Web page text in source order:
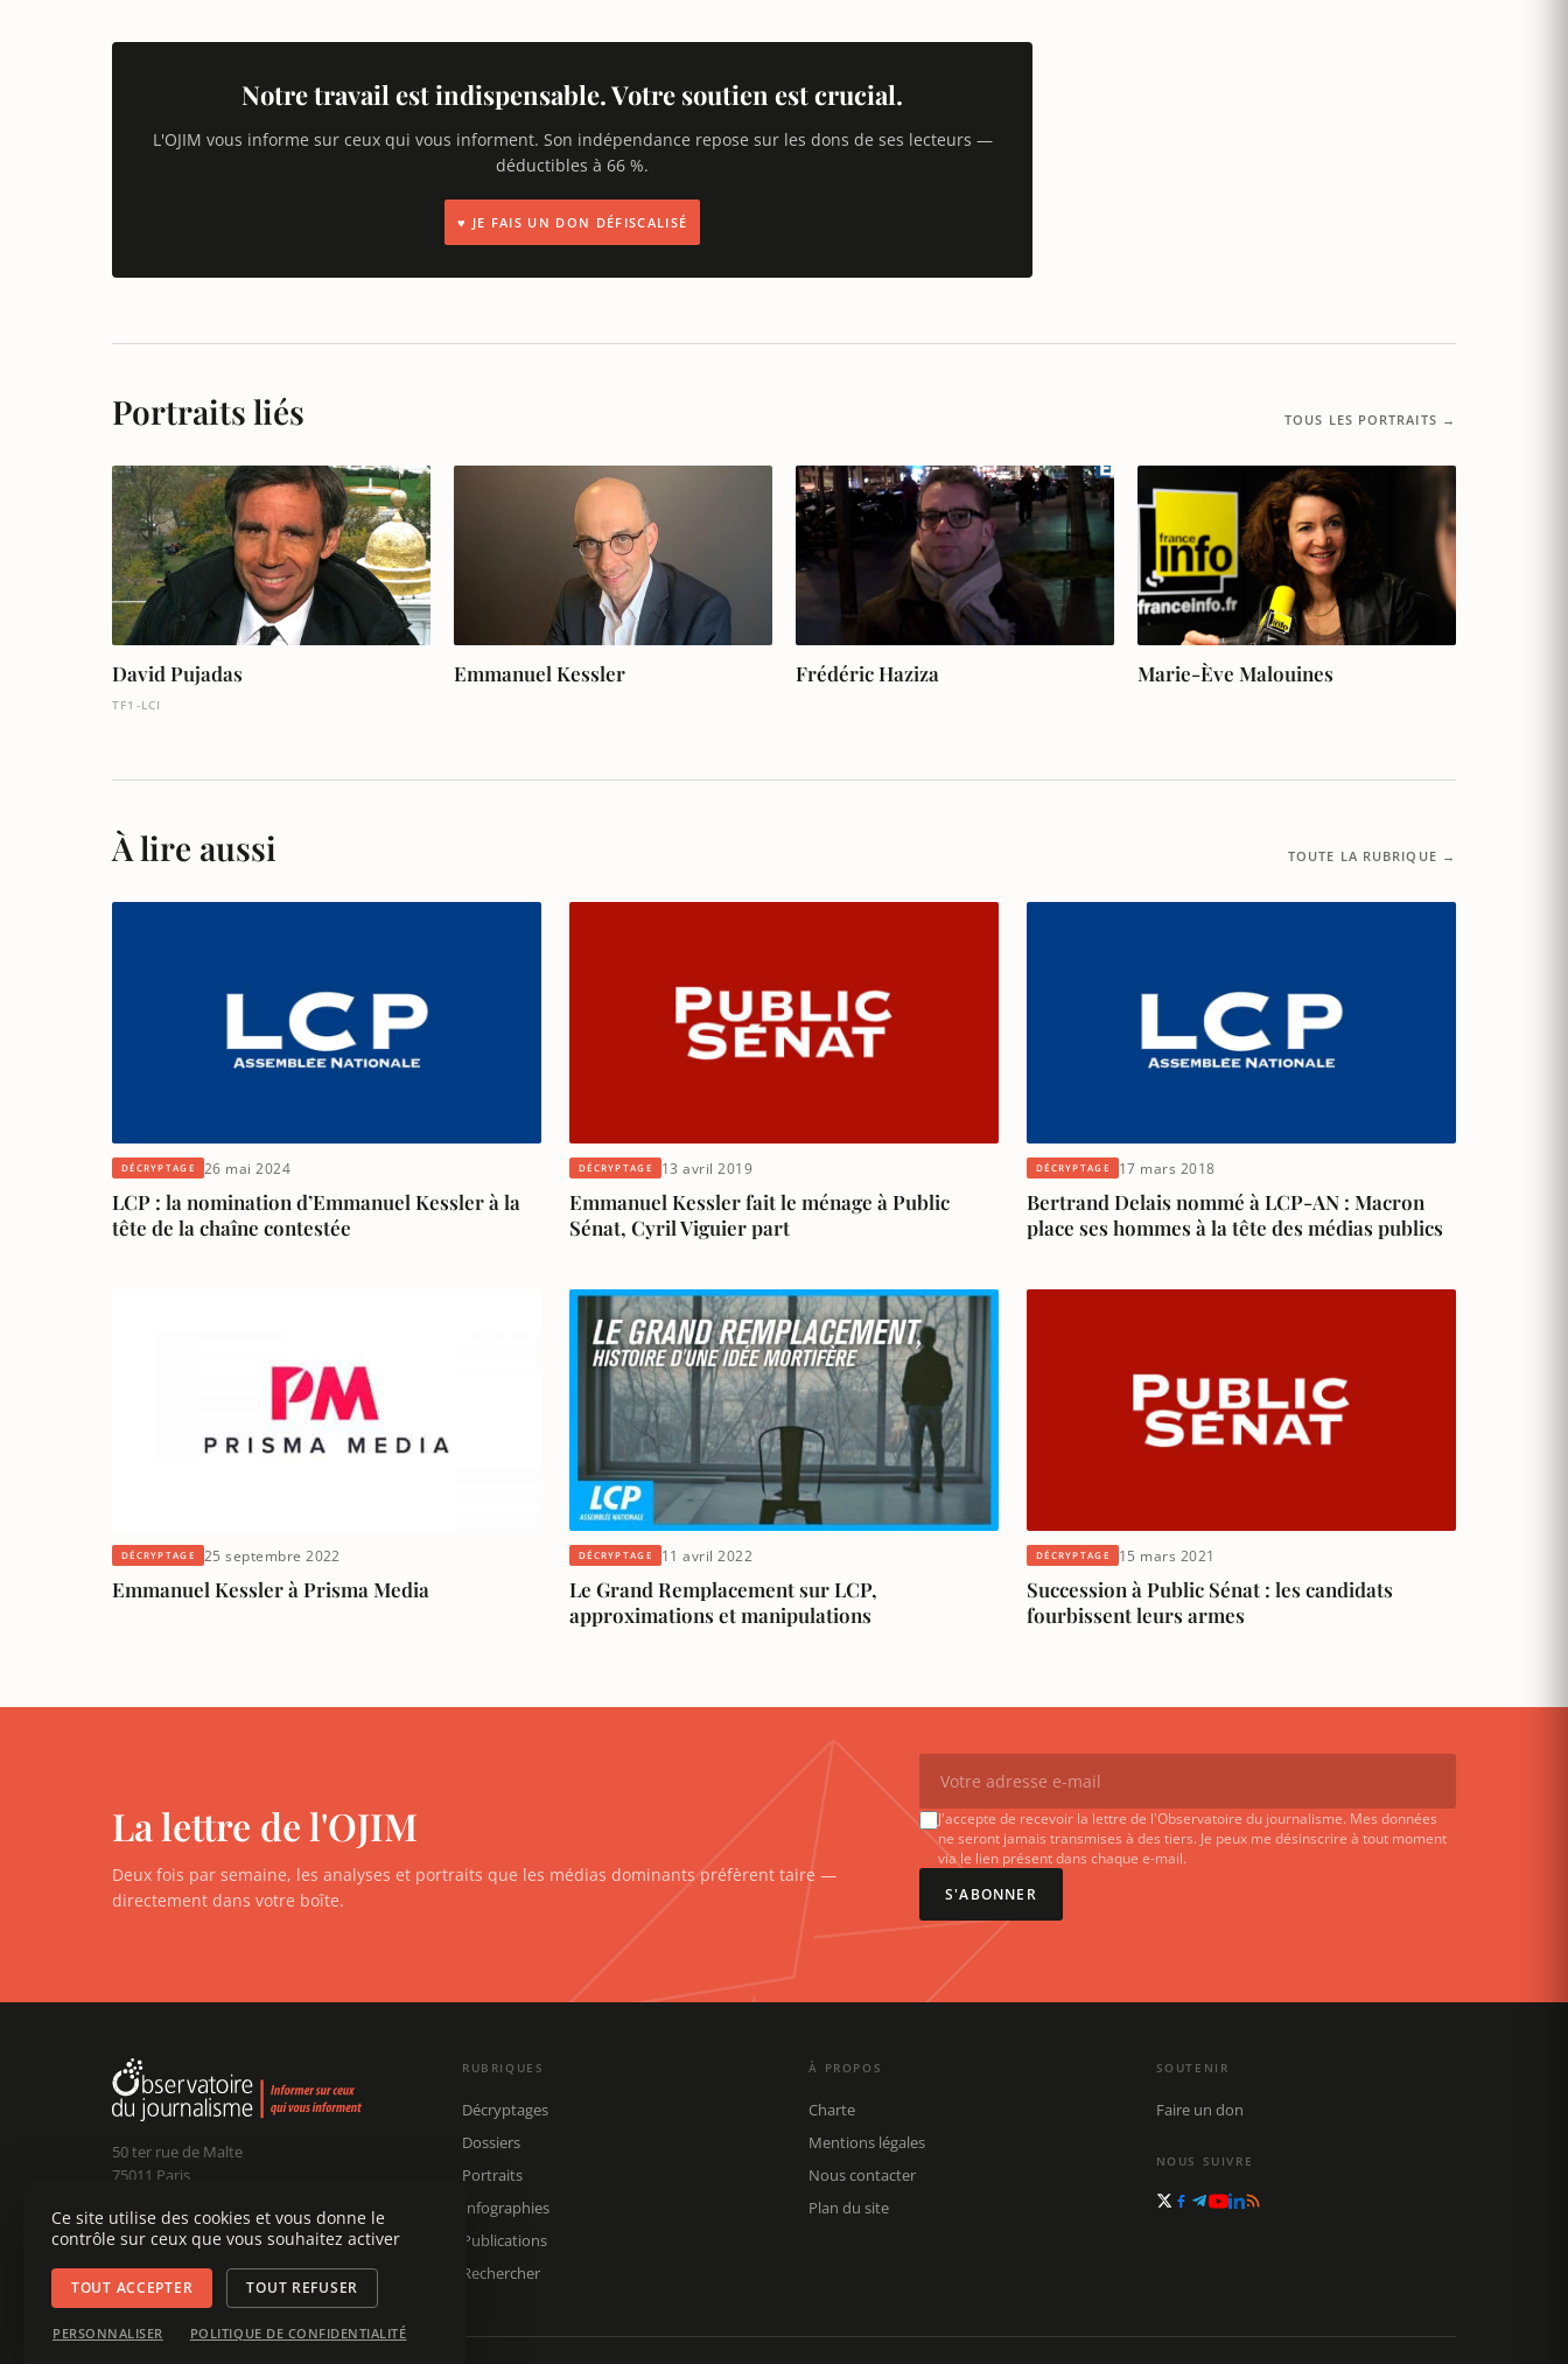
Notre travail est indispensable. Votre soutien est crucial.
L'OJIM vous informe sur ceux qui vous informent. Son indépendance repose sur les dons de ses lecteurs —
déductibles à 66 %.
♥ JE FAIS UN DON DÉFISCALISÉ
Portraits liés TOUS LES PORTRAITS →
David Pujadas
TF1-LCI
Emmanuel Kessler Frédéric Haziza Marie-Ève Malouines
À lire aussi TOUTE LA RUBRIQUE →
DÉCRYPTAGE 26 mai 2024
LCP : la nomination d’Emmanuel Kessler à la
tête de la chaîne contestée
DÉCRYPTAGE 13 avril 2019
Emmanuel Kessler fait le ménage à Public
Sénat, Cyril Viguier part
DÉCRYPTAGE 17 mars 2018
Bertrand Delais nommé à LCP-AN : Macron
place ses hommes à la tête des médias publics
DÉCRYPTAGE 25 septembre 2022
Emmanuel Kessler à Prisma Media
DÉCRYPTAGE 11 avril 2022
Le Grand Remplacement sur LCP,
approximations et manipulations
DÉCRYPTAGE 15 mars 2021
Succession à Public Sénat : les candidats
fourbissent leurs armes
La lettre de l'OJIM
Deux fois par semaine, les analyses et portraits que les médias dominants préfèrent taire —
directement dans votre boîte.
J'accepte de recevoir la lettre de l'Observatoire du journalisme. Mes données
ne seront jamais transmises à des tiers. Je peux me désinscrire à tout moment
via le lien présent dans chaque e-mail.
S'ABONNER
50 ter rue de Malte
75011 Paris
Président :Claude Chollet
Dir. rédaction :Édouard Chanot
Nous écrire : contact@ojim.fr
RUBRIQUES
Décryptages
Dossiers
Portraits
Infographies
Publications
Rechercher
À PROPOS
Charte
Mentions légales
Nous contacter
Plan du site
SOUTENIR
Faire un don
NOUS SUIVRE
Ce site utilise des cookies et vous donne le
contrôle sur ceux que vous souhaitez activer
TOUT ACCEPTER TOUT REFUSER
PERSONNALISER POLITIQUE DE CONFIDENTIALITÉ